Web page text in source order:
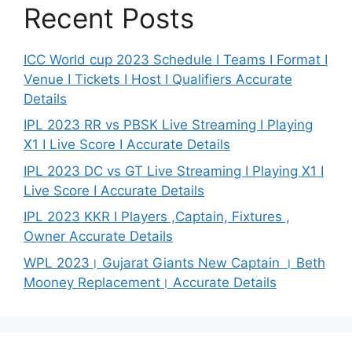
Recent Posts
ICC World cup 2023 Schedule I Teams I Format I
Venue I Tickets I Host I Qualifiers Accurate
Details
IPL 2023 RR vs PBSK Live Streaming I Playing
X1 I Live Score I Accurate Details
IPL 2023 DC vs GT Live Streaming I Playing X1 I
Live Score I Accurate Details
IPL 2023 KKR I Players ,Captain, Fixtures ,
Owner Accurate Details
WPL 2023। Gujarat Giants New Captain । Beth
Mooney Replacement। Accurate Details